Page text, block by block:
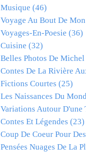
Musique (46)
Voyage Au Bout De
Voyages-En-Poesie (36)
Cuisine (32)
Belles Photos De Michel
Contes De La Rivière
Fictions Courtes (25)
Les Naissances Du
Variations Autour D'une
Contes Et Légendes (23)
Coup De Coeur Pour
Pensées Nuages De La